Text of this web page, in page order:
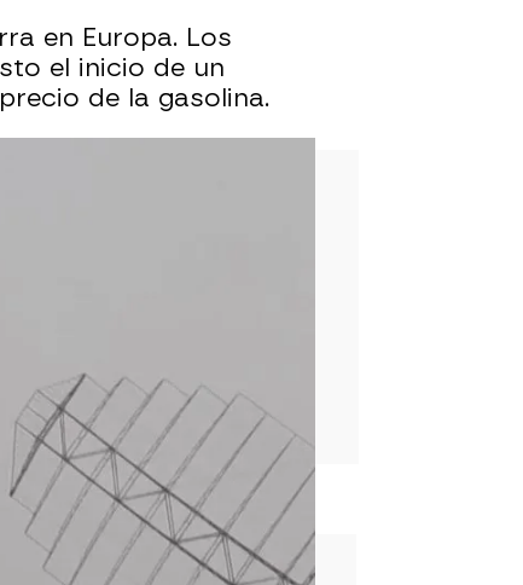
en Europa. Los
el inicio de un
de la gasolina.